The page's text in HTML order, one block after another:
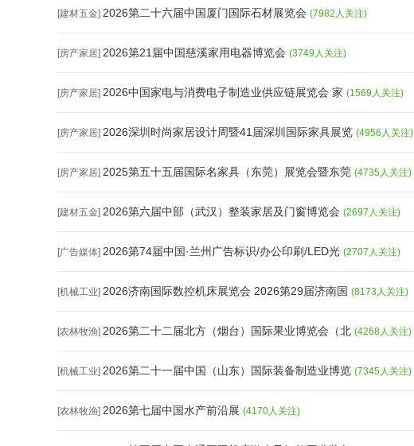
[建材五金] 2026第二十六届中国厦门国际石材展览会 (7982人关注)
[房产家居] 2026第21届中国慈溪家用电器博览会 (3749人关注)
[房产家居] 2026中国家电与消费电子制造业供应链展览会 家 (1569人关注)
[房产家居] 2026深圳时尚家居设计周暨41届深圳国际家具展览 (4956人关注)
[房产家居] 2025第五十五届国际名家具（东莞）展览会暨东莞 (4735人关注)
[建材五金] 2026第六届中部（武汉）整装家居及门窗博览会 (2697人关注)
[广告媒体] 2026第74届中国·兰州广告标识/办公印刷/LED光 (2707人关注)
[机械工业] 2026济南国际数控机床展览会 2026第29届济南国 (8173人关注)
[农林牧渔] 2026第二十二届北方（烟台）国际果业博览会（北 (4268人关注)
[机械工业] 2026第二十一届中国（山东）国际装备制造业博览 (7345人关注)
[农林牧渔] 2026第七届中国水产前沿展 (4170人关注)